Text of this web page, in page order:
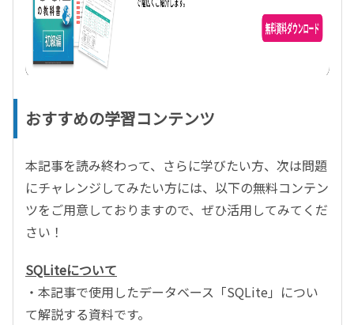
おすすめの学習コンテンツ
本記事を読み終わって、さらに学びたい方、次は問題
にチャレンジしてみたい方には、以下の無料コンテン
ツをご用意しておりますので、ぜひ活用してみてくだ
さい！
SQLiteについて
・本記事で使用したデータベース「SQLite」につい
て解説する資料です。